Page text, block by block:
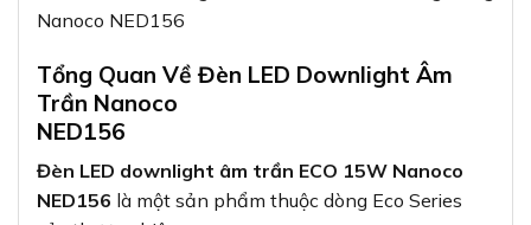
Tổng Quan Về Đèn LED Downlight Âm
Trần Nanoco
NED156
Đèn LED downlight âm trần ECO 15W Nanoco
NED156 là một sản phẩm thuộc dòng Eco Series